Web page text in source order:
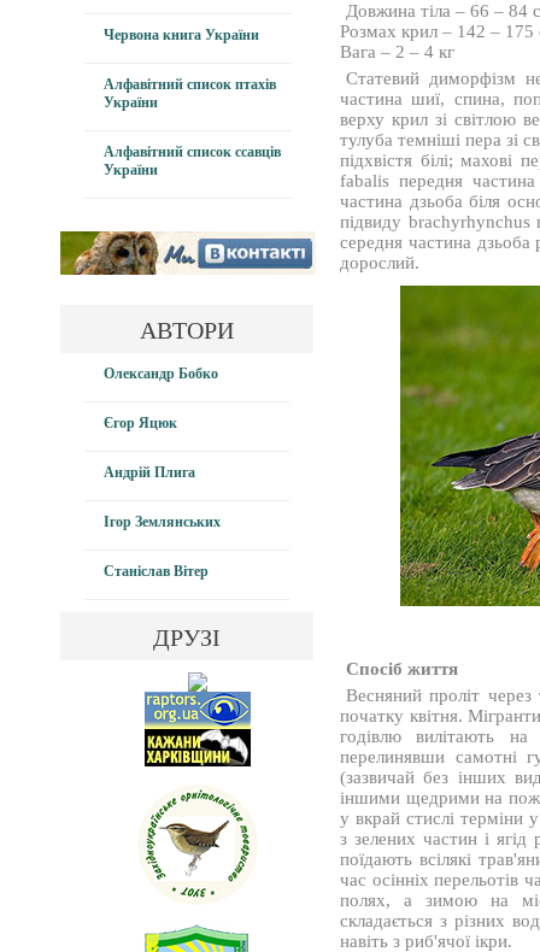
Червона книга України
Алфавітний список птахів
України
Алфавітний список ссавців
України
АВТОРИ
Олександр Бобко
Єгор Яцюк
Андрій Плига
Ігор Землянських
Станіслав Вітер
ДРУЗІ
Довжина тіла – 66 – 84
Розмах крил – 142 – 175
Вага – 2 – 4 кг
Статевий диморфізм
частина шиї, спина,
верху крил зі світлою
тулуба темніші пера зі
підхвістя білі; махові
fabalis передня
частина дзьоба біля
підвиду brachyrhynchus
середня частина
дорослий.
Спосіб життя
Весняний проліт
початку квітня.
годівлю вилітають
перелинявши самотні
(зазвичай без інших
іншими щедрими на
у вкрай стислі терміни
з зелених частин і
поїдають всілякі
час осінніх перельотів
полях, а зимою на
складається з різних
навіть з риб'ячої ікри.